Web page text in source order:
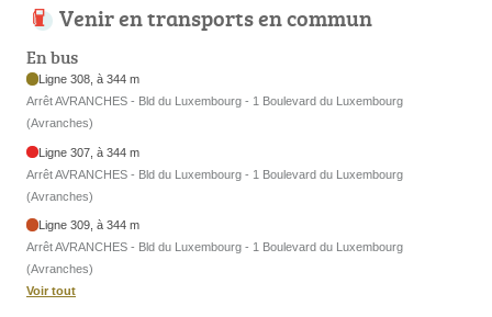
Venir en transports en commun
En bus
Ligne 308, à 344 m
Arrêt AVRANCHES - Bld du Luxembourg - 1 Boulevard du Luxembourg
(Avranches)
Ligne 307, à 344 m
Arrêt AVRANCHES - Bld du Luxembourg - 1 Boulevard du Luxembourg
(Avranches)
Ligne 309, à 344 m
Arrêt AVRANCHES - Bld du Luxembourg - 1 Boulevard du Luxembourg
(Avranches)
Voir tout